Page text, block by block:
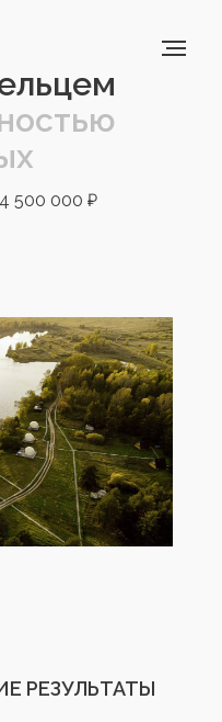
500 000 ₽
РЕЗУЛЬТАТЫ